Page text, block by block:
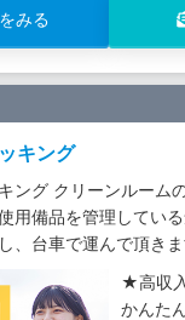
みる
キング
ング クリーンルーム
用備品を管理してい
、台車で運んで頂きま
★高収
かんた